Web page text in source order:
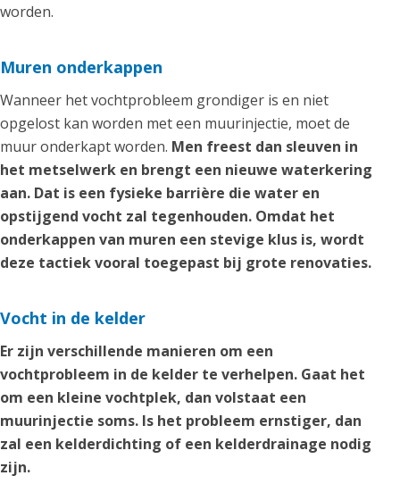
worden.
Muren onderkappen
Wanneer het vochtprobleem grondiger is en niet
opgelost kan worden met een muurinjectie, moet de
muur onderkapt worden. Men freest dan sleuven in
het metselwerk en brengt een nieuwe waterkering
aan. Dat is een fysieke barrière die water en
opstijgend vocht zal tegenhouden. Omdat het
onderkappen van muren een stevige klus is, wordt
deze tactiek vooral toegepast bij grote renovaties.
Vocht in de kelder
Er zijn verschillende manieren om een
vochtprobleem in de kelder te verhelpen. Gaat het
om een kleine vochtplek, dan volstaat een
muurinjectie soms. Is het probleem ernstiger, dan
zal een kelderdichting of een kelderdrainage nodig
zijn.